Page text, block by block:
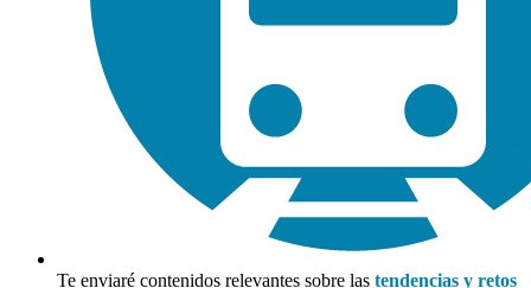
Te enviaré contenidos relevantes sobre las tendencias y retos